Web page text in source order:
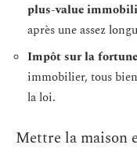
plus-value
après une assez
Impôt sur la
immobilier, tous
la loi.
Mettre la maison